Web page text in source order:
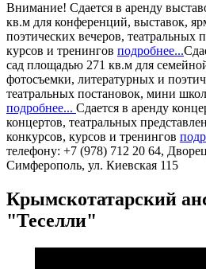
Внимание! Сдается в аренду
кв.м для конференций, выставок,
поэтических вечеров,
курсов и тренингов подробнее...
сад площадью 271 кв.м для
фотосъемки, литературных и
театральных постановок, мини
подробнее... Сдается в аренду
концертов, театральных
конкурсов, курсов и тренингов
телефону: +7 (978) 712 20 64,
Симферополь, ул. Киевская 115
Крымскотатарский
"Теселли"